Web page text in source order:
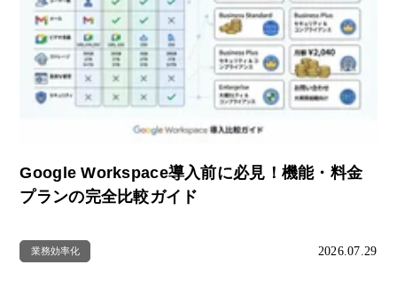
Google Workspace導入前に必見！機能・料金
プランの完全比較ガイド
業務効率化 2026.07.29